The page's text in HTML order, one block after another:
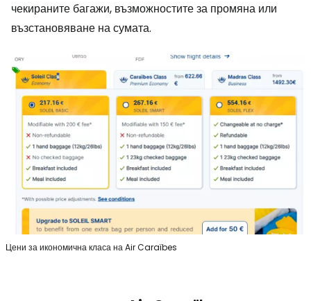
чекираните багажи, възможностите за промяна или
възстановяване на сумата.
Цени за икономична класа на Air Caraïbes